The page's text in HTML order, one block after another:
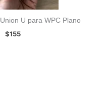
Union U para WPC Plano
$155